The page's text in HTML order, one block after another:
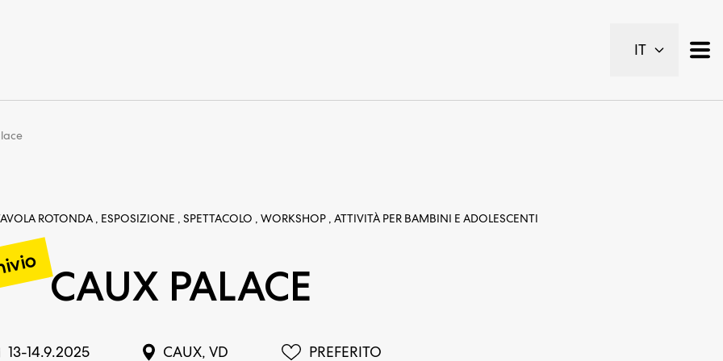
IT
ROTONDA , ESPOSIZIONE , SPETTACOLO , WORKSHOP , ATTIVITÀ PER BAMBINI E ADOLESCENTI
CAUX PALACE
13-14.9.2025 CAUX, VD PREFERITO